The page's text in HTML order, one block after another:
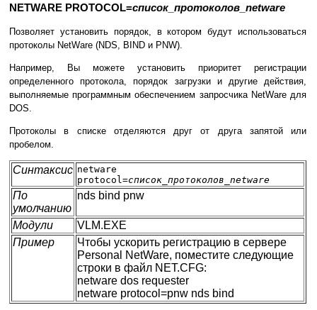
NETWARE PROTOCOL=список_протоколов_netware
Позволяет установить порядок, в котором будут использоваться
протоколы NetWare (NDS, BIND и PNW).
Например, Вы можете установить приоритет регистрации
определенного протокола, порядок загрузки и другие действия,
выполняемые программным обеспечением запросчика NetWare для
DOS.
Протоколы в списке отделяются друг от друга запятой или
пробелом.
Синтаксис netware
protocol=список_протоколов_netware
По
умолчанию
nds bind pnw
Модули
VLM.EXE
Пример
Чтобы ускорить регистрацию в сервере
Personal NetWare, поместите следующие
строки в файл NET.CFG:
netware dos requester
netware protocol=pnw nds bind